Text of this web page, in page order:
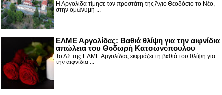
Η Αργολίδα τίμησε τον προστάτη της Άγιο Θεοδόσιο το Νέο,
στην ομώνυμη ...
ΕΛΜΕ Αργολίδας: Βαθιά θλίψη για την αιφνίδια
απώλεια του Θοδωρή Κατσωνόπουλου
Το ΔΣ της ΕΛΜΕ Αργολίδας εκφράζει τη βαθιά του θλίψη για
την αιφνίδια ...